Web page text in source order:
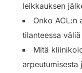
leikkauksen
Onko ACL:n
tilanteessa
Mitä
arpeutumisesta